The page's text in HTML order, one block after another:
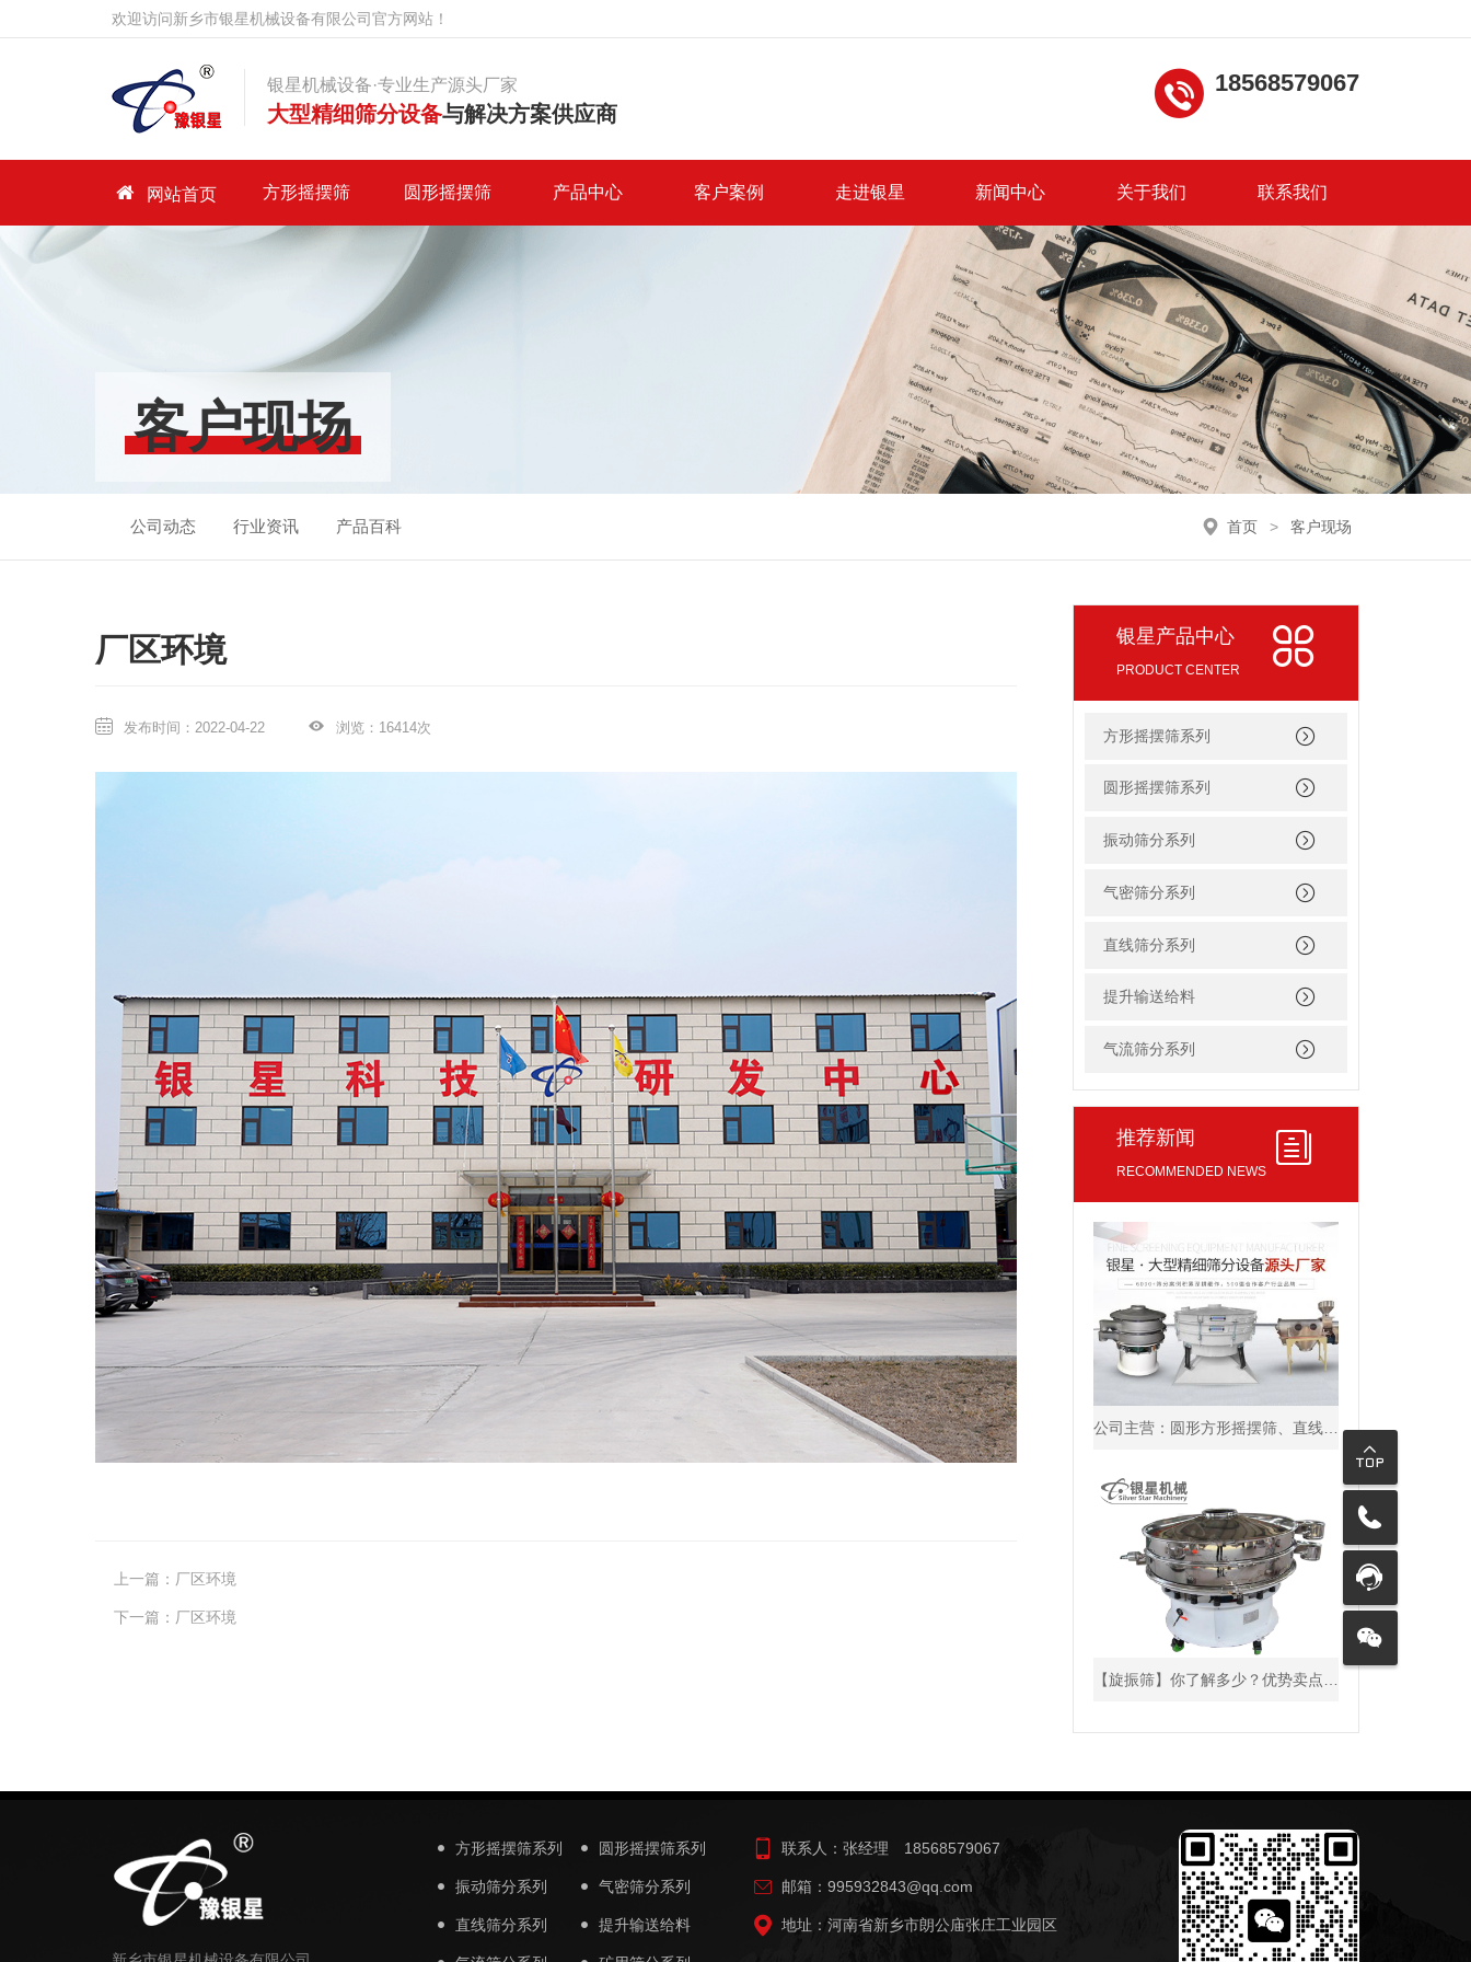
欢迎访问新乡市银星机械设备有限公司官方网站！
银星机械设备·专业生产源头厂家
大型精细筛分设备与解决方案供应商
18568579067
首页
关于我们
网站首页 方形摇摆筛 圆形摇摆筛 产品中心 客户案例 走进银星 新闻中心 关于我们 联系我们
客户现场
公司动态 行业资讯 产品百科 首页 > 客户现场
厂区环境
发布时间：2022-04-22 浏览：16414次
上一篇： 厂区环境
下一篇： 厂区环境
银星产品中心
PRODUCT CENTER
方形摇摆筛系列
圆形摇摆筛系列
振动筛分系列
气密筛分系列
直线筛分系列
提升输送给料
气流筛分系列
推荐新闻
RECOMMENDED NEWS
公司主营：圆形方形摇摆筛、直线筛、旋振筛、三次元振动筛、脱水筛，欢迎参观免费试机
【旋振筛】你了解多少？优势卖点真不少！
方形摇摆筛系列 圆形摇摆筛系列
振动筛分系列 气密筛分系列
直线筛分系列 提升输送给料
联系人：张经理 18568579067
邮箱：995932843@qq.com
地址：河南省新乡市朗公庙张庄工业园区